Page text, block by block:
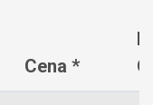
Cena *